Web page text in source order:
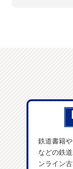
鉄道書籍
などの鉄
ンライン